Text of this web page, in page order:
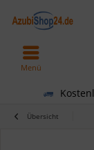
Menü
Übersicht